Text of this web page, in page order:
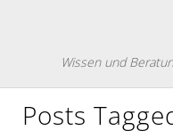
Wissen und
Posts